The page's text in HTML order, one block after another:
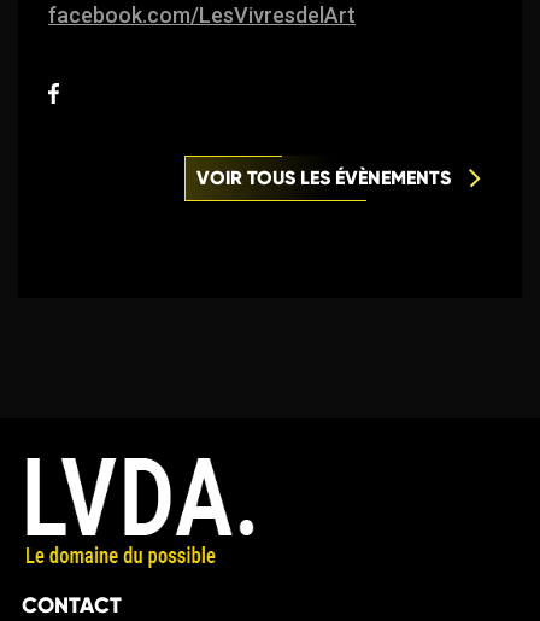
facebook.com/LesVivresdelArt
VOIR TOUS LES ÉVÈNEMENTS
CONTACT